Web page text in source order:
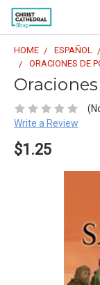
HOME ESPAÑOL
ORACIONES DE
Write a Review
$1.25